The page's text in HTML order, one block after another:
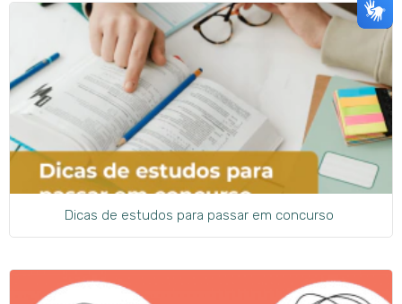
Dicas de estudos para passar em concurso